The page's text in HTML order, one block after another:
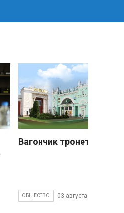
Вагончик тронется
ОБЩЕСТВО 03 августа 2026